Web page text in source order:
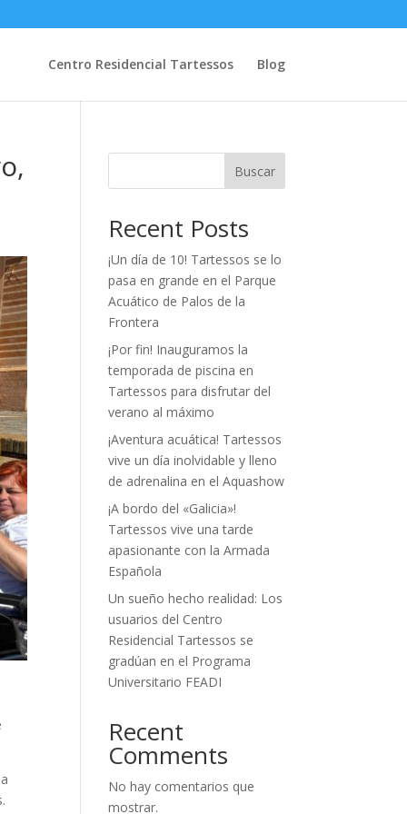
Centro Residencial Tartessos Blog
Buscar
Recent Posts
¡Un día de 10! Tartessos se lo
pasa en grande en el Parque
Acuático de Palos de la
Frontera
¡Por fin! Inauguramos la
temporada de piscina en
Tartessos para disfrutar del
verano al máximo
¡Aventura acuática! Tartessos
vive un día inolvidable y lleno
de adrenalina en el Aquashow
¡A bordo del «Galicia»!
Tartessos vive una tarde
apasionante con la Armada
Española
Un sueño hecho realidad: Los
usuarios del Centro
Residencial Tartessos se
gradúan en el Programa
Universitario FEADI
Recent
Comments
No hay comentarios que
mostrar.